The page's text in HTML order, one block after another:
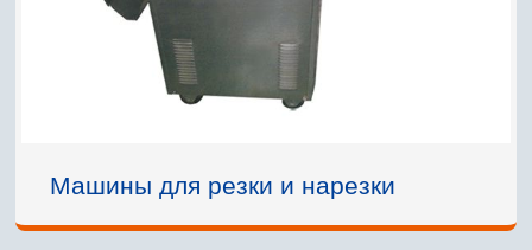
Машины для резки и нарезки